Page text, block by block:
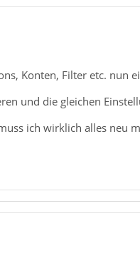
Konten, Filter etc. nun
und die gleichen
ich wirklich alles neu